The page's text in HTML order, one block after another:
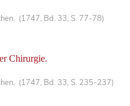
(1747, Bd. 33, S. 77-78)
Chirurgie.
(1747, Bd. 33, S. 235-237)